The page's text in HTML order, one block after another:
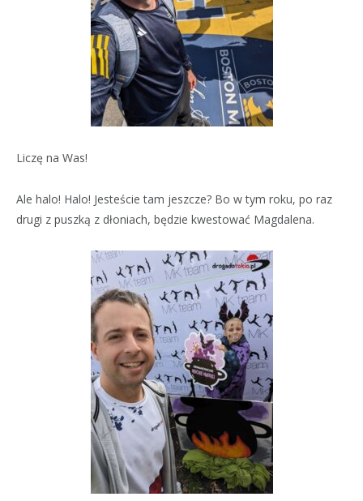
Liczę na Was!
Ale halo! Halo! Jesteście tam jeszcze? Bo w tym roku, po raz
drugi z puszką z dłoniach, będzie kwestować Magdalena.